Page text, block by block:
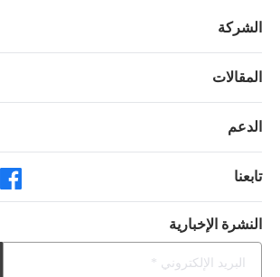
الشركة
المقالات
الدعم
تابعنا
النشرة الإخبارية